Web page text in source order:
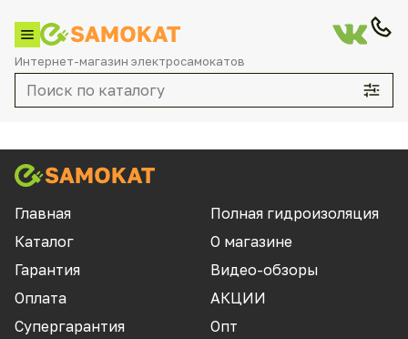
Интернет-магазин электросамокатов
По брендам
Aovo
Главная
Каталог
Гарантия
Оплата
Супергарантия
Полная гидроизоляция
О магазине
Видео-обзоры
АКЦИИ
Опт